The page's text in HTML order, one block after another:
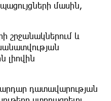
մասին,
շրջանակներում և
լիովին
արդար դատավարության